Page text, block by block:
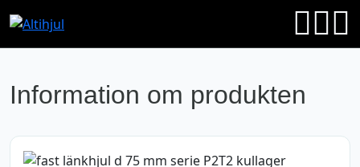
Information om produkten